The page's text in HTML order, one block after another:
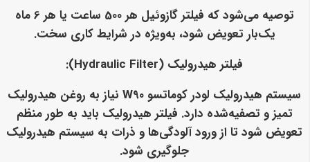
توصیه می‌شود که فیلتر گازوئیل هر 500 ساعت یا هر 6 ماه
یک‌بار تعویض شود، به‌ویژه در شرایط کاری سخت.
فیلتر هیدرولیک (Hydraulic Filter):
سیستم هیدرولیک لودر کوماتسو W90 نیاز به روغن هیدرولیک
تمیز و تصفیه‌شده دارد. فیلتر هیدرولیک باید به طور منظم
تعویض شود تا از ورود آلودگی‌ها و ذرات به سیستم هیدرولیک
جلوگیری شود.